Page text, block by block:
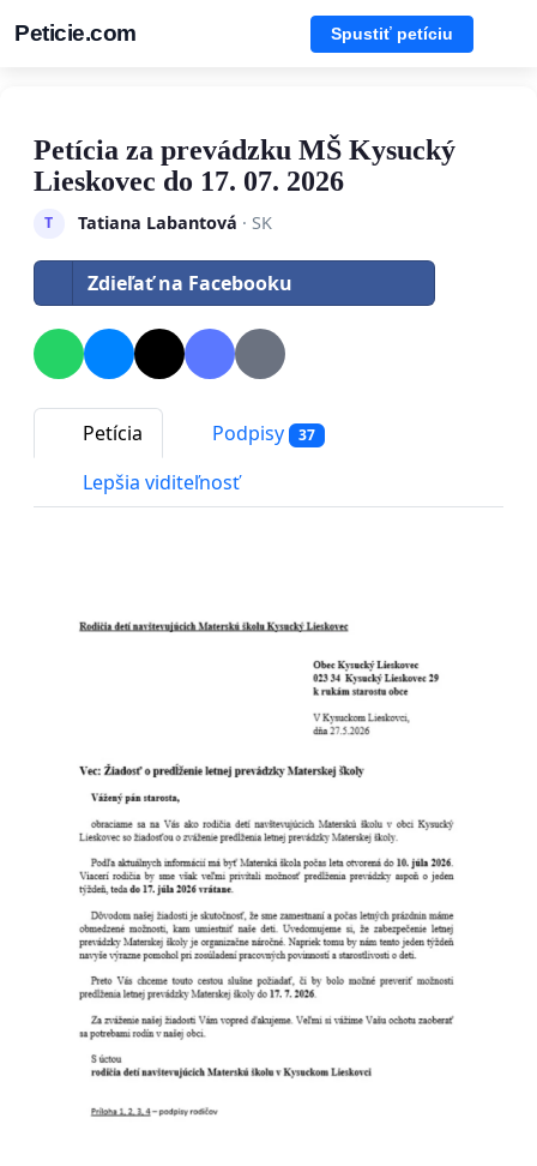
Peticie.com Spustiť petíciu
Petícia za prevádzku MŠ Kysucký
Lieskovec do 17. 07. 2026
T Tatiana Labantová · SK
Zdieľať na Facebooku
Petícia Podpisy 37
Lepšia viditeľnosť